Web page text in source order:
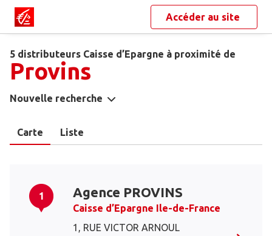
Accéder au site
5 distributeurs Caisse d’Epargne à proximité de
Provins
Nouvelle recherche
Carte Liste
1 Agence PROVINS
Caisse d’Epargne Ile-de-France
1, RUE VICTOR ARNOUL